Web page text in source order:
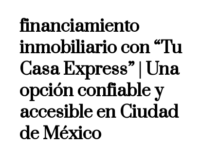
financiamiento
inmobiliario con “Tu
Casa Express” | Una
opción confiable y
accesible en Ciudad
de México